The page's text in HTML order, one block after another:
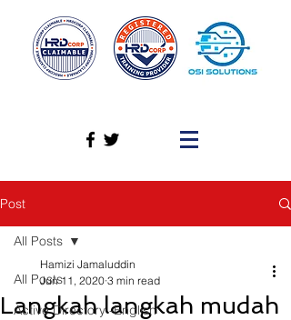
Post
All Posts
Active Directory -English
All Posts
Langkah langkah mudah
Hamizi Jamaluddin
Jun 11, 2020 3 min read